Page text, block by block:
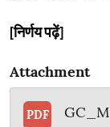
[निर्णय पढ़ें]
Attachment
PDF